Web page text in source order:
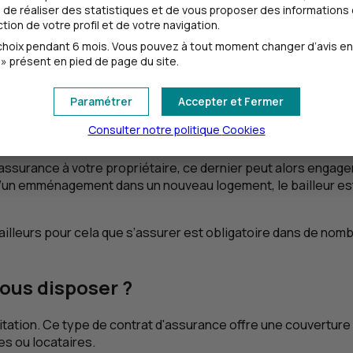
de défaut d'assurance du
de faire l'impasse sur l'assurance habitation.
causés à vos biens, votre habitation, aux
le logement et indemniser votre voisin touché par le
à votre propriétaire, ce dernier peut alors
emménagement dans un nouveau logement, le bailleur
pour cela que s’assurer est obligatoire dans de
disposer ?
Ce type de contrat d'assurance offre une
ou locataires.
réaliser des statistiques et de vous proposer des informations
de votre profil et de votre navigation.
pendant 6 mois. Vous pouvez à tout moment changer d’avis
présent en pied de page du site.
Accepter et Fermer
Paramétrer
Consulter notre politique Cookies